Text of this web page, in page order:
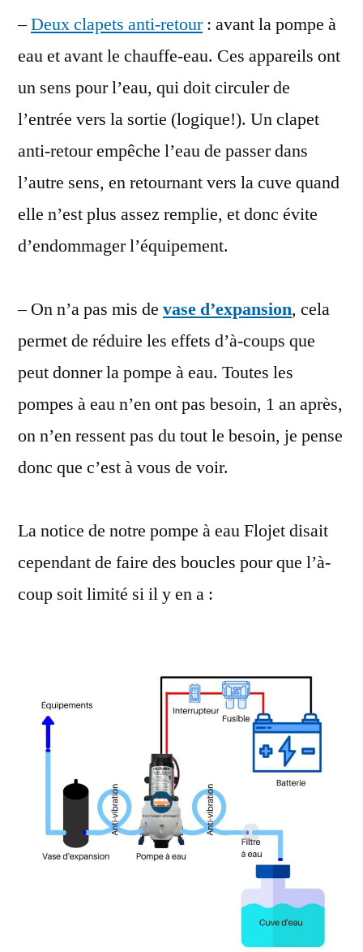
–Deux clapets anti-retour: avant la pompe à
eau et avant le chauffe-eau. Ces appareils ont
un sens pour l’eau, qui doit circuler de
l’entrée vers la sortie (logique!). Un clapet
anti-retour empêche l’eau de passer dans
l’autre sens, en retournant vers la cuve quand
elle n’est plus assez remplie, et donc évite
d’endommager l’équipement.
– On n’a pas mis de vase d’expansion, cela
permet de réduire les effets d’à-coups que
peut donner la pompe à eau. Toutes les
pompes à eau n’en ont pas besoin, 1 an après,
on n’en ressent pas du tout le besoin, je pense
donc que c’est à vous de voir.
La notice de notre pompe à eau Flojet disait
cependant de faire des boucles pour que l’à-
coup soit limité si il y en a :